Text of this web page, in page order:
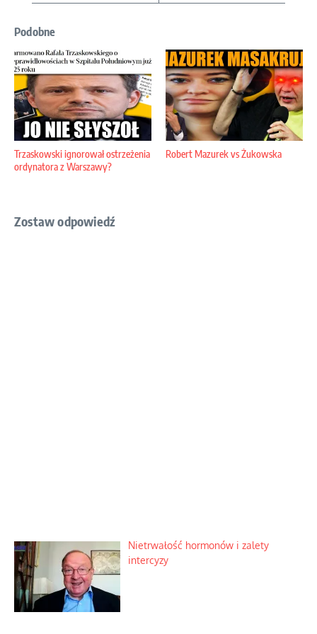
Podobne
Trzaskowski ignorował ostrzeżenia
ordynatora z Warszawy?
Robert Mazurek vs Żukowska
Zostaw odpowiedź
Nietrwałość hormonów i zalety
intercyzy